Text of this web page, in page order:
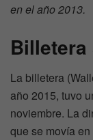
en el año 2013.
La billetera
año 2015, tuvo
noviembre. La
que se movía